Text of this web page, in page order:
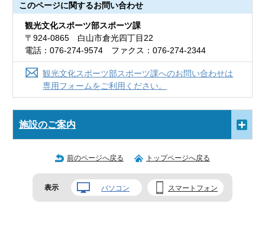
このページに関するお問い合わせ
観光文化スポーツ部スポーツ課
〒924-0865 白山市倉光四丁目22
電話：076-274-9574 ファクス：076-274-2344
観光文化スポーツ部スポーツ課へのお問い合わせは
専用フォームをご利用ください。
施設のご案内
前のページへ戻る トップページへ戻る
表示 パソコン スマートフォン